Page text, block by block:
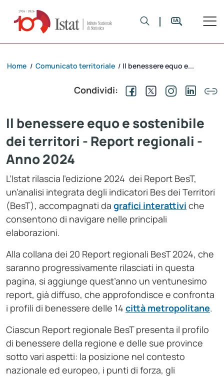
Home / Comunicato territoriale / Il benessere equo e...
Condividi:
Il benessere equo e sostenibile
dei territori - Report regionali -
Anno 2024
L’Istat rilascia l’edizione 2024 dei Report BesT,
un’analisi integrata degli indicatori Bes dei Territori
(BesT), accompagnati da grafici interattivi che
consentono di navigare nelle principali
elaborazioni.
Alla collana dei 20 Report regionali BesT 2024, che
saranno progressivamente rilasciati in questa
pagina, si aggiunge quest’anno un ventunesimo
report, già diffuso, che approfondisce e confronta
i profili di benessere delle 14 città metropolitane.
Ciascun Report regionale BesT presenta il profilo
di benessere della regione e delle sue province
sotto vari aspetti: la posizione nel contesto
nazionale ed europeo, i punti di forza, gli